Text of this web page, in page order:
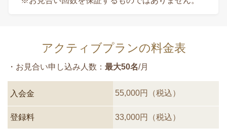
アクティブプランの料金表
・お見合い申し込み人数： 最大50名/月
入会金 55,000円（税込）
登録料 33,000円（税込）